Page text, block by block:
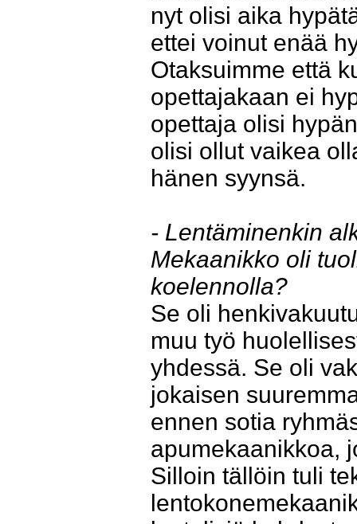
nyt olisi aika
ettei voinut enää
Otaksuimme että
opettajakaan ei
opettaja olisi
olisi ollut vaikea
hänen syynsä.
- Lentäminenkin
Mekaanikko oli
koelennolla?
Se oli
muu työ
yhdessä. Se oli
jokaisen
ennen sotia
apumekaanikkoa,
Silloin tällöin tuli